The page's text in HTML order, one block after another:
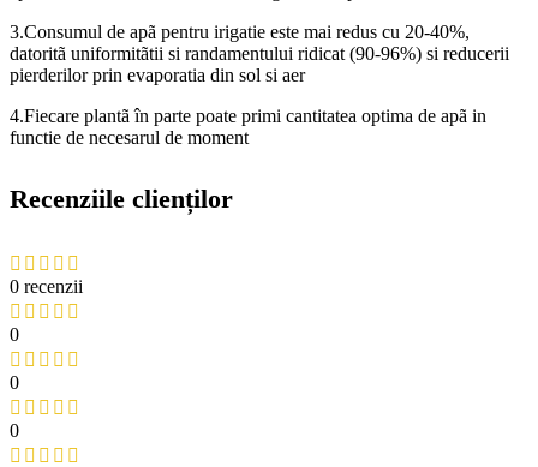
3.Consumul de apã pentru irigatie este mai redus cu 20-40%,
datoritã uniformitãtii si randamentului ridicat (90-96%) si reducerii
pierderilor prin evaporatia din sol si aer
4.Fiecare plantã în parte poate primi cantitatea optima de apã in
functie de necesarul de moment
Recenziile clienților
0 recenzii
0
0
0